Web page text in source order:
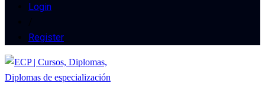
Login
Register